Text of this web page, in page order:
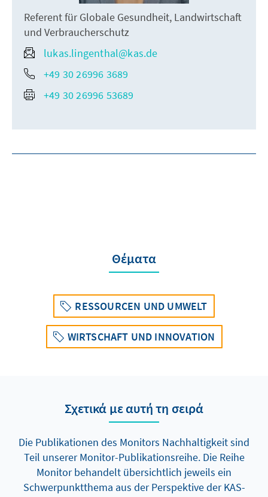
Referent für Globale Gesundheit, Landwirtschaft
und Verbraucherschutz
lukas.lingenthal@kas.de
+49 30 26996 3689
+49 30 26996 53689
Θέματα
RESSOURCEN UND UMWELT
WIRTSCHAFT UND INNOVATION
Σχετικά με αυτή τη σειρά
Die Publikationen des Monitors Nachhaltigkeit sind
Teil unserer Monitor-Publikationsreihe. Die Reihe
Monitor behandelt übersichtlich jeweils ein
Schwerpunktthema aus der Perspektive der KAS-